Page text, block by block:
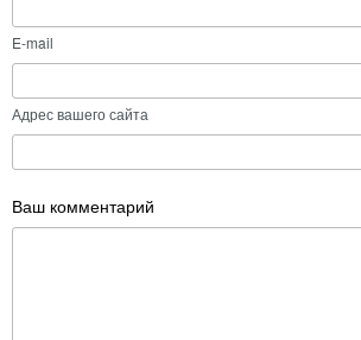
E-mail
Адрес вашего сайта
Ваш комментарий